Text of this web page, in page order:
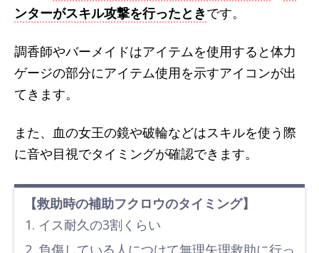
ンターがスキル攻撃を行ったときです。
調香師やバーメイドはアイテムを使用すると体力
ゲージの部分にアイテム使用を示すアイコンが出
てきます。
また、血の女王の鏡や破輪などはスキルを使う際
に音や目視でタイミングが確認できます。
【救助時の補助フクロウのタイミング】
イス耐久の3割くらい
負傷している人につけて無理矢理救助に行っ